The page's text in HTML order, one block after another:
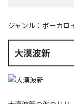
ジャンル： ボーカロ
大漠波新